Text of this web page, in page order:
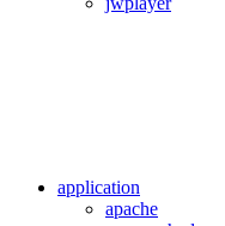
application
apache